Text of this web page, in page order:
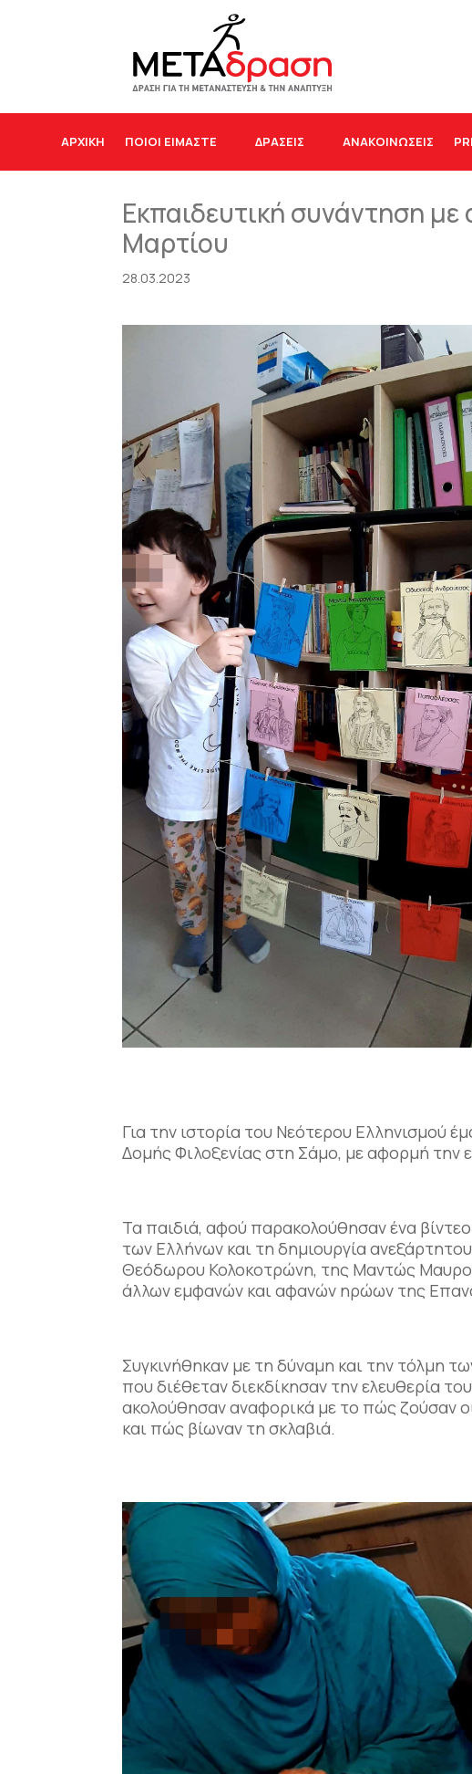
ΑΡΧΙΚΉ ΠΟΙΟΙ ΕΙΜΑΣΤΕ ΔΡΆΣΕΙΣ ΑΝΑΚΟΙΝΩΣΕΙΣ
Εκπαιδευτική συνάντηση
Μαρτίου
28.03.2023
Για την ιστορία του Νεότερου Ελληνισμού
Δομής Φιλοξενίας στη Σάμο, με αφορμή την
Τα παιδιά, αφού παρακολούθησαν ένα
των Ελλήνων και τη δημιουργία
Θεόδωρου Κολοκοτρώνη, της Μαντώς
άλλων εμφανών και αφανών ηρώων της
Συγκινήθηκαν με τη δύναμη και την τόλμη
που διέθεταν διεκδίκησαν την ελευθερία
ακολούθησαν αναφορικά με το πώς ζούσαν
και πώς βίωναν τη σκλαβιά.